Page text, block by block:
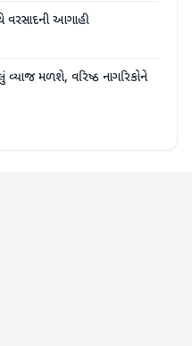
આગાહી
વ્યાજ મળશે, વરિષ્ઠ નાગરિકોને